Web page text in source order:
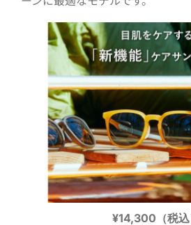
¥14,300（税込